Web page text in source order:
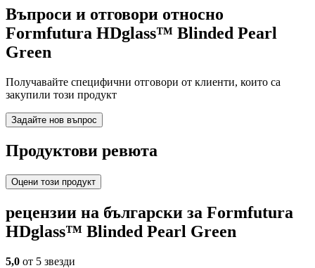
Въпроси и отговори относно
Formfutura HDglass™ Blinded Pearl
Green
Получавайте специфични отговори от клиенти, които са
закупили този продукт
Задайте нов въпрос
Продуктови ревюта
Оцени този продукт
рецензии на български за Formfutura
HDglass™ Blinded Pearl Green
5,0 от 5 звезди